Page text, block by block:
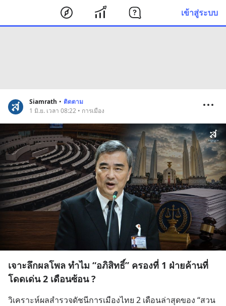
เข้าสู่ระบบ
Siamrath • ติดตาม
1 มิ.ย. เวลา 08:22 • การเมือง
เจาะลึกผลโพล ทำไม “อภิสิทธิ์” ครองที่ 1 ฝ่ายค้านที่
โดดเด่น 2 เดือนซ้อน ?
วิเคราะห์ผลสำรวจดัชนีการเมืองไทย 2 เดือนล่าสุดของ “สวน